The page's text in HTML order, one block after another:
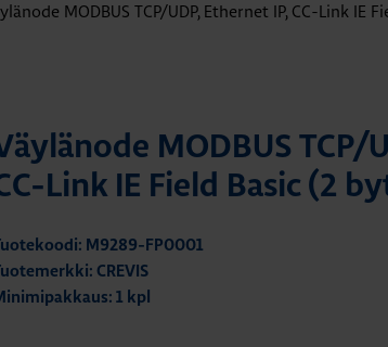
MODBUS TCP/UDP, Ethernet IP, CC-Link IE
MODBUS TCP/
Link IE Field Basic (2
M9289-FP0001
CREVIS
1 kpl